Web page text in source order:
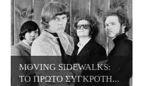
MOVING SIDEWALKS:
ΤΟ ΠΡΩΤΟ ΣΥΓΚΡΟΤΗ...